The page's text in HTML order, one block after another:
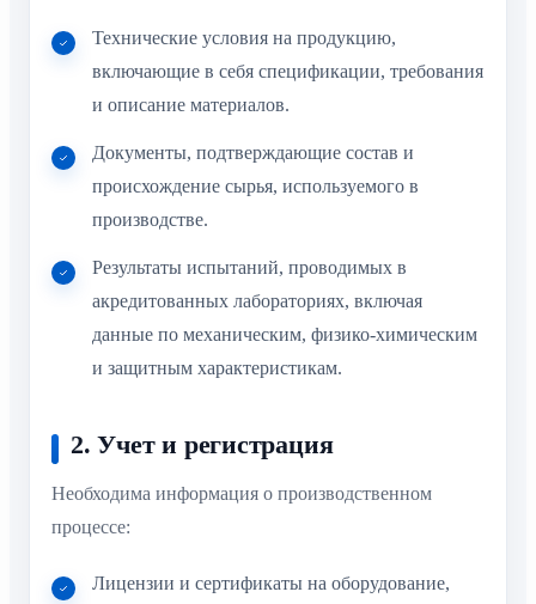
Технические условия на продукцию,
включающие в себя спецификации, требования
и описание материалов.
Документы, подтверждающие состав и
происхождение сырья, используемого в
производстве.
Результаты испытаний, проводимых в
акредитованных лабораториях, включая
данные по механическим, физико-химическим
и защитным характеристикам.
2. Учет и регистрация
Необходима информация о производственном
процессе:
Лицензии и сертификаты на оборудование,